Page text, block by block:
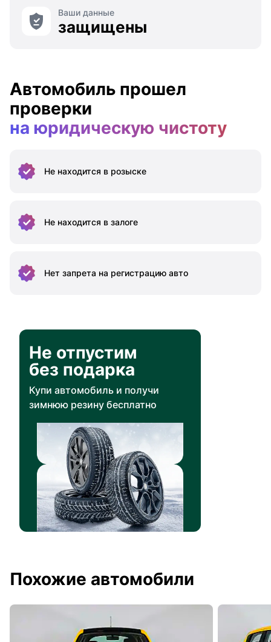
Ваши данные
защищены
Автомобиль прошел
проверки
на юридическую чистоту
Не находится в розыске
Не находится в залоге
Нет запрета на регистрацию авто
Не отпустим
без подарка
Купи автомобиль и получи
зимнюю резину бесплатно
Похожие автомобили